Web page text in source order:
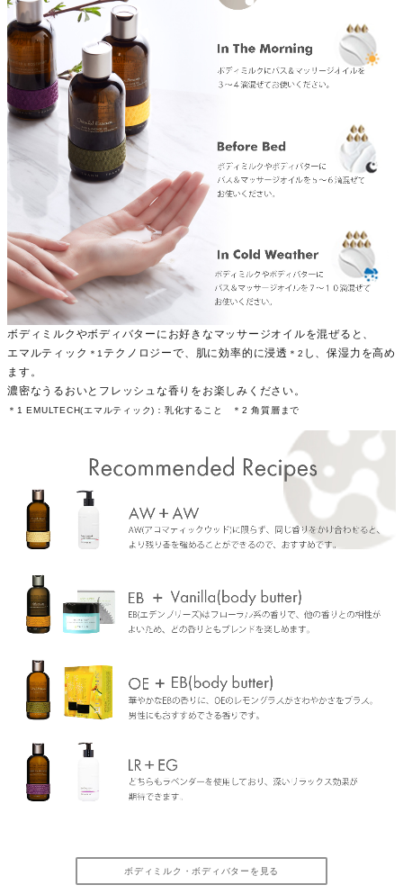
ボディミルクやボディバターにお好きなマッサージオイルを混ぜると、
エマルティック ＊1 テクノロジーで、肌に効率的に浸透 ＊2 し、保湿力を高め
ます。
濃密なうるおいとフレッシュな香りをお楽しみください。
＊1 EMULTECH(エマルティック)：乳化すること ＊2 角質層まで
ボディミルク・ボディバターを見る